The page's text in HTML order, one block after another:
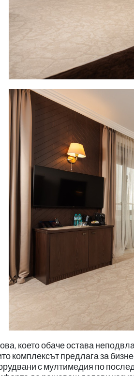
което обаче остава
комплексът предлага за
с мултимедия по